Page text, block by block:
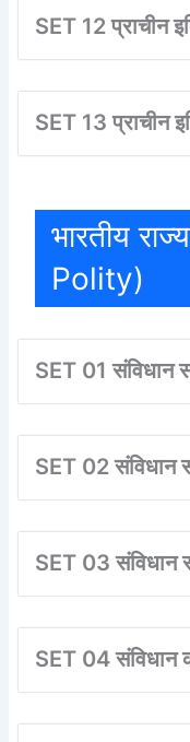
SET 12 प्राचीन
SET 13 प्राचीन
भारतीय
Polity)
SET 01 संविधान
SET 02 संविधान
SET 03 संविधान
SET 04 संविधान